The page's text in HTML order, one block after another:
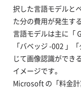
択した言語モデルと
た分の費用が発生す
言語モデルは主に「
「バベッジ -002 」
じて画像認識ができ
イメージです。
Microsoft の「料金